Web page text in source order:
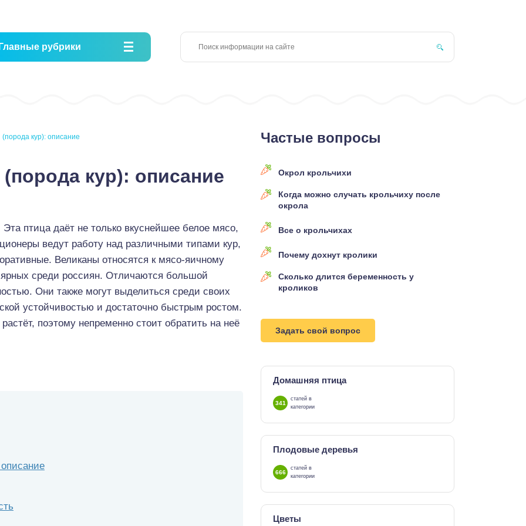
рубрики
(порода кур): описание
кур): описание
птица даёт не только вкуснейшее белое мясо,
ведут работу над различными типами кур,
Великаны относятся к мясо-яичному
среди россиян. Отличаются большой
Они также могут выделиться среди своих
устойчивостью и достаточно быстрым ростом.
поэтому непременно стоит обратить на неё
Частые вопросы
Окрол крольчихи
Когда можно случать крольчиху после
окрола
Все о крольчихах
Почему дохнут кролики
Сколько длится беременность у
кроликов
Задать свой вопрос
Домашняя птица
341
статей в
категории
Плодовые деревья
666
статей в
категории
Цветы